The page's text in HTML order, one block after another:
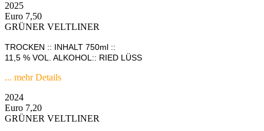
2025
Euro 7,50
GRÜNER VELTLINER
TROCKEN :: INHALT 750ml ::
11,5 % VOL. ALKOHOL:: RIED LÜSS
... mehr Details
2024
Euro 7,20
GRÜNER VELTLINER